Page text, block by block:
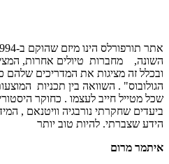
אתר
מחברות טיולים אחרות, המציעות
זה מציגות את המדריכים שלהם
. השוואה בין תכניות המוצעות
חייב לעצמו . כחוקר היסטורי
שחקרתי נורבגיה וויטנאם ,
שצברתי. להיות טוב יותר
מרום